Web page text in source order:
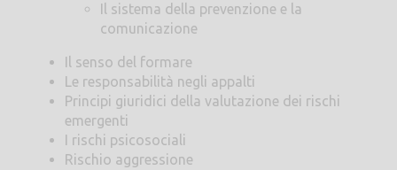
Il sistema della prevenzione e la
comunicazione
Il senso del formare
Le responsabilità negli appalti
Principi giuridici della valutazione dei rischi
emergenti
I rischi psicosociali
Rischio aggressione